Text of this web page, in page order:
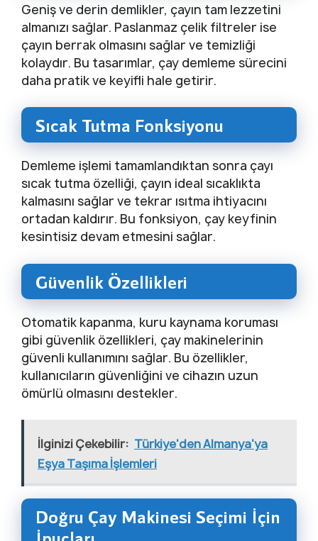
Geniş ve derin demlikler, çayın tam lezzetini
almanızı sağlar. Paslanmaz çelik filtreler ise
çayın berrak olmasını sağlar ve temizliği
kolaydır. Bu tasarımlar, çay demleme sürecini
daha pratik ve keyifli hale getirir.
Sıcak Tutma Fonksiyonu
Demleme işlemi tamamlandıktan sonra çayı
sıcak tutma özelliği, çayın ideal sıcaklıkta
kalmasını sağlar ve tekrar ısıtma ihtiyacını
ortadan kaldırır. Bu fonksiyon, çay keyfinin
kesintisiz devam etmesini sağlar.
Güvenlik Özellikleri
Otomatik kapanma, kuru kaynama koruması
gibi güvenlik özellikleri, çay makinelerinin
güvenli kullanımını sağlar. Bu özellikler,
kullanıcıların güvenliğini ve cihazın uzun
ömürlü olmasını destekler.
İlginizi Çekebilir: Türkiye'den Almanya'ya
Eşya Taşıma İşlemleri
Doğru Çay Makinesi Seçimi İçin